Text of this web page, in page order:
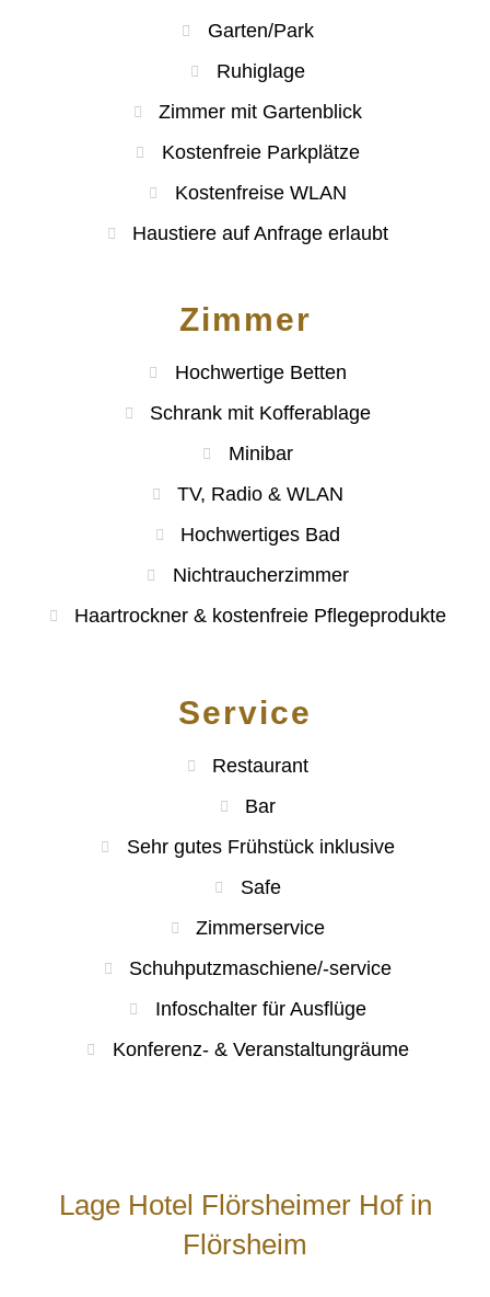
Garten/Park
Ruhiglage
Zimmer mit Gartenblick
Kostenfreie Parkplätze
Kostenfreise WLAN
Haustiere auf Anfrage erlaubt
Zimmer
Hochwertige Betten
Schrank mit Kofferablage
Minibar
TV, Radio & WLAN
Hochwertiges Bad
Nichtraucherzimmer
Haartrockner & kostenfreie Pflegeprodukte
Service
Restaurant
Bar
Sehr gutes Frühstück inklusive
Safe
Zimmerservice
Schuhputzmaschiene/-service
Infoschalter für Ausflüge
Konferenz- & Veranstaltungräume
Lage Hotel Flörsheimer Hof in
Flörsheim